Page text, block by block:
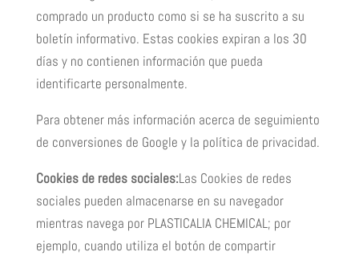
comprado un producto como si se ha suscrito a su
boletín informativo. Estas cookies expiran a los 30
días y no contienen información que pueda
identificarte personalmente.
Para obtener más información acerca de seguimiento
de conversiones de Google y la política de privacidad.
Cookies de redes sociales:Las Cookies de redes
sociales pueden almacenarse en su navegador
mientras navega por PLASTICALIA CHEMICAL; por
ejemplo, cuando utiliza el botón de compartir